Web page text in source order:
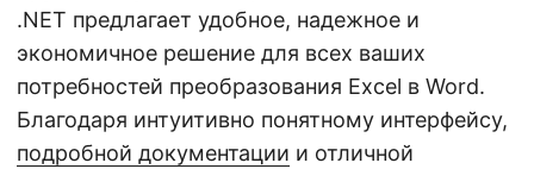
.NET предлагает удобное, надежное и
экономичное решение для всех ваших
потребностей преобразования Excel в Word.
Благодаря интуитивно понятному интерфейсу,
подробной документации и отличной